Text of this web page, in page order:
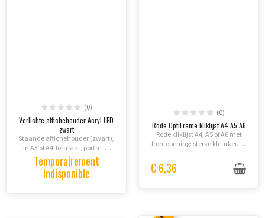
(0)
Verlichte affichehouder Acryl LED
zwart
Staande affichehouder (zwart),
in A3 of A4-formaat, portret of
landschap, LED-paneel.
Temporairement
Indisponible
(0)
Rode OptiFrame kliklijst A4 A5 A6
Rode kliklijst A4, A5 of A6 met
frontopening: sterke kleurkeuze
kantoren, winkels en publieke
€ 6,36